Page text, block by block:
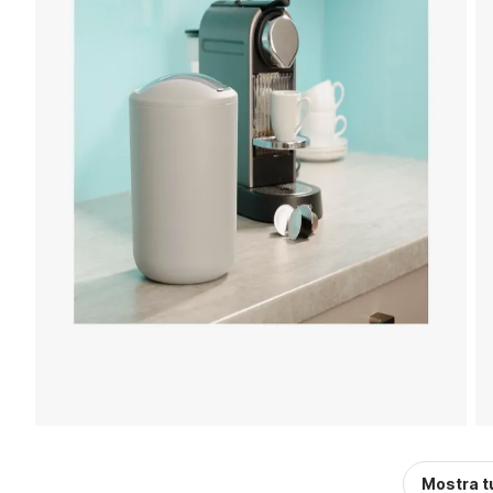
Mostra